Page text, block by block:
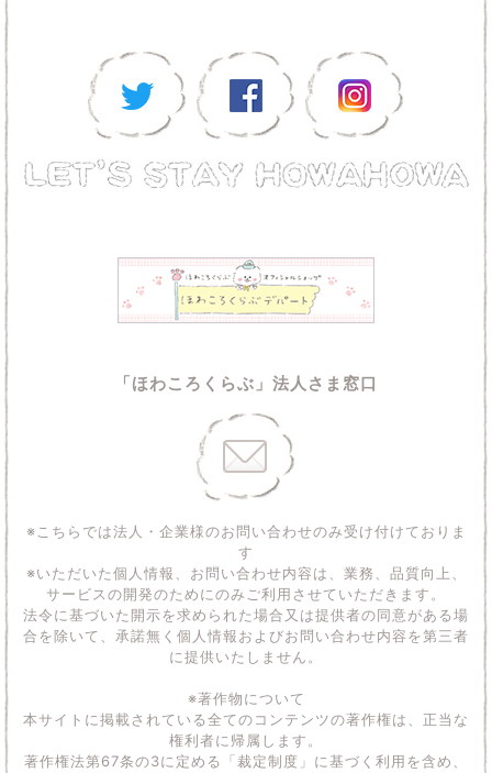
「ほわころくらぶ」法人さま窓口
※こちらでは法人・企業様のお問い合わせのみ受け付けておりま
す
※いただいた個人情報、お問い合わせ内容は、業務、品質向上、
サービスの開発のためにのみご利用させていただきます。
法令に基づいた開示を求められた場合又は提供者の同意がある場
合を除いて、承諾無く個人情報およびお問い合わせ内容を第三者
に提供いたしません。
※著作物について
本サイトに掲載されている全てのコンテンツの著作権は、正当な
権利者に帰属します。
著作権法第67条の3に定める「裁定制度」に基づく利用を含め、